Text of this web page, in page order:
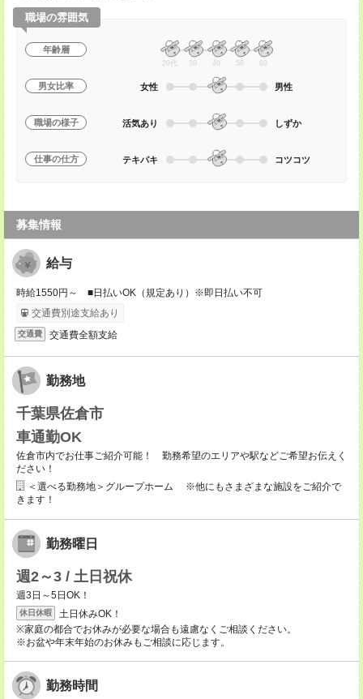
職場の雰囲気
年齢層
20代 30 40 50 60
男女比率 女性 男性
職場の様子 活気あり しずか
仕事の仕方 テキパキ コツコツ
募集情報
給与
時給1550円～ ■日払いOK（規定あり）※即日払い不可
交通費別途支給あり
交通費 交通費全額支給
勤務地
千葉県佐倉市
車通勤OK
佐倉市内でお仕事ご紹介可能！ 勤務希望のエリアや駅などご希望お伝えく
ださい！
＜選べる勤務地＞グループホーム ※他にもさまざまな施設をご紹介で
きます！
勤務曜日
週2～3 / 土日祝休
週3日～5日OK！
休日休暇
土日休みOK！
※家庭の都合でお休みが必要な場合も遠慮なくご相談ください。
※お盆や年末年始のお休みもご相談に応じます。
勤務時間